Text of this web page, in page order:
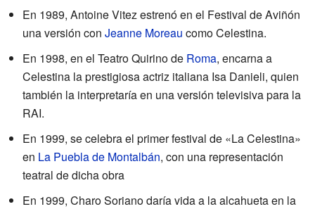
En 1989, Antoine Vitez estrenó en el Festival de Aviñón
una versión con Jeanne Moreau como Celestina.
En 1998, en el Teatro Quirino de Roma, encarna a
Celestina la prestigiosa actriz italiana Isa Danieli, quien
también la interpretaría en una versión televisiva para la
RAI.
En 1999, se celebra el primer festival de «La Celestina»
en La Puebla de Montalbán, con una representación
teatral de dicha obra
En 1999, Charo Soriano daría vida a la alcahueta en la